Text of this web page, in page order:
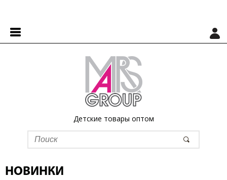
Детские товары оптом
НОВИНКИ